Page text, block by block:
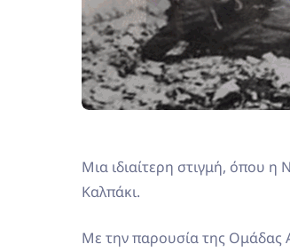
Μια ιδιαίτερη στιγμή, όπου
Καλπάκι.
Με την παρουσία της Ομάδας